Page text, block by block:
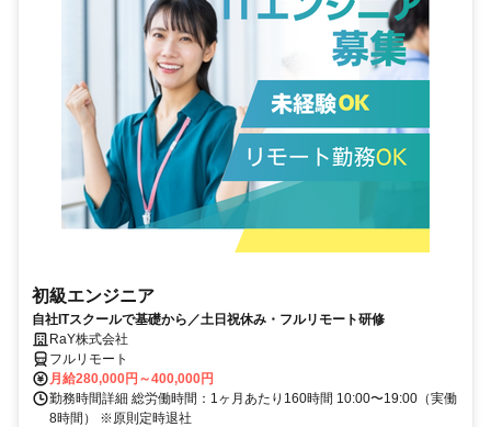
初級エンジニア
自社ITスクールで基礎から／土日祝休み・フルリモート研修
RaY株式会社
フルリモート
月給280,000円～400,000円
勤務時間詳細 総労働時間：1ヶ月あたり160時間 10:00〜19:00（実働
8時間） ※原則定時退社